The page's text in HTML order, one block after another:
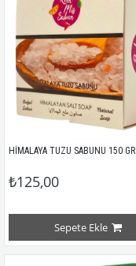
HİMALAYA TUZU SABUNU 150 GR
₺125,00
Sepete Ekle